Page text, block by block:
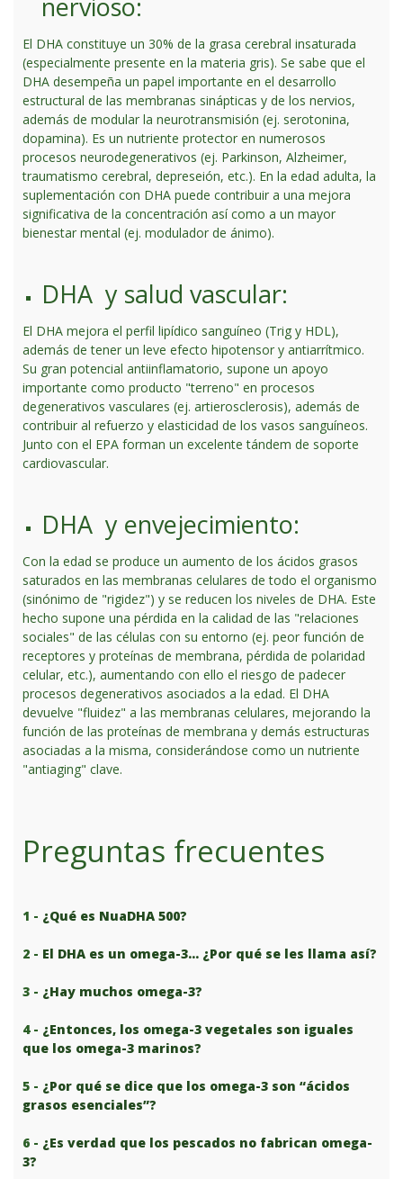
nervioso:
El DHA constituye un 30% de la grasa cerebral insaturada
(especialmente presente en la materia gris). Se sabe que el
DHA desempeña un papel importante en el desarrollo
estructural de las membranas sinápticas y de los nervios,
además de modular la neurotransmisión (ej. serotonina,
dopamina). Es un nutriente protector en numerosos
procesos neurodegenerativos (ej. Parkinson, Alzheimer,
traumatismo cerebral, depreseión, etc.). En la edad adulta, la
suplementación con DHA puede contribuir a una mejora
significativa de la concentración así como a un mayor
bienestar mental (ej. modulador de ánimo).
DHA y salud vascular:
El DHA mejora el perfil lipídico sanguíneo (Trig y HDL),
además de tener un leve efecto hipotensor y antiarrítmico.
Su gran potencial antiinflamatorio, supone un apoyo
importante como producto "terreno" en procesos
degenerativos vasculares (ej. artierosclerosis), además de
contribuir al refuerzo y elasticidad de los vasos sanguíneos.
Junto con el EPA forman un excelente tándem de soporte
cardiovascular.
DHA y envejecimiento:
Con la edad se produce un aumento de los ácidos grasos
saturados en las membranas celulares de todo el organismo
(sinónimo de "rigidez") y se reducen los niveles de DHA. Este
hecho supone una pérdida en la calidad de las "relaciones
sociales" de las células con su entorno (ej. peor función de
receptores y proteínas de membrana, pérdida de polaridad
celular, etc.), aumentando con ello el riesgo de padecer
procesos degenerativos asociados a la edad. El DHA
devuelve "fluidez" a las membranas celulares, mejorando la
función de las proteínas de membrana y demás estructuras
asociadas a la misma, considerándose como un nutriente
"antiaging" clave.
Preguntas frecuentes
1 - ¿Qué es NuaDHA 500?
2 - El DHA es un omega-3… ¿Por qué se les llama así?
3 - ¿Hay muchos omega-3?
4 - ¿Entonces, los omega-3 vegetales son iguales
que los omega-3 marinos?
5 - ¿Por qué se dice que los omega-3 son “ácidos
grasos esenciales”?
6 - ¿Es verdad que los pescados no fabrican omega-
3?